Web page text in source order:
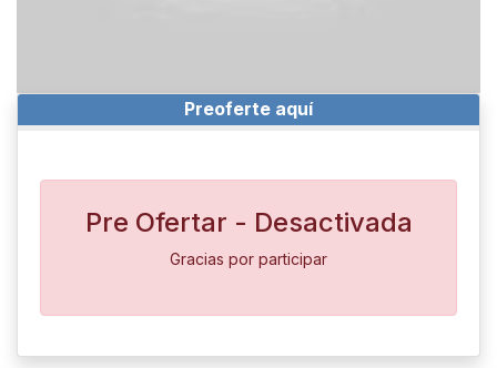
Preoferte aquí
Pre Ofertar - Desactivada
Gracias por participar